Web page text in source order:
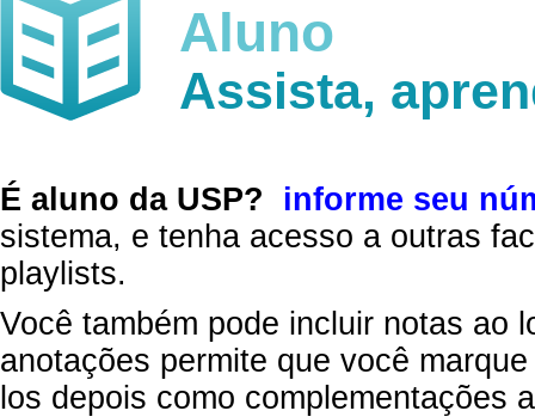
Aluno
Assista,
É aluno da USP?
informe seu
sistema, e tenha acesso a outras
playlists.
Você também pode incluir notas ao
anotações permite que você
los depois como complementações